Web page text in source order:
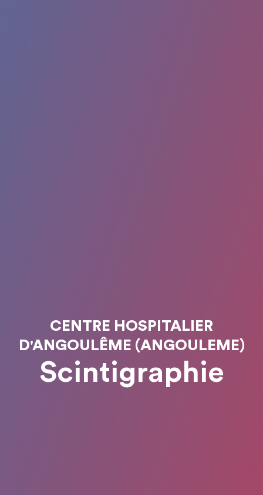
CENTRE HOSPITALIER
D'ANGOULÊME (ANGOULEME)
Scintigraphie